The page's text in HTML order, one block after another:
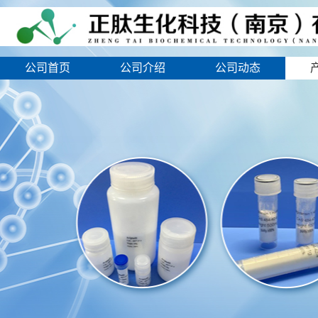
公司首页 公司介绍 公司动态